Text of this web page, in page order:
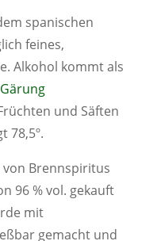
spanischen
feines,
Alkohol kommt als
Gärung
und Säften
78,5º.
Brennspiritus
96 % vol. gekauft
mit
gemacht und